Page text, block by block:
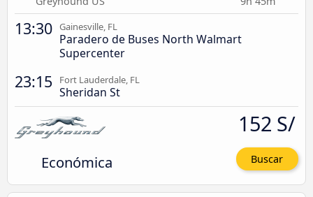
13:30 Gainesville, FL
Paradero de Buses North Walmart
Supercenter
23:15 Fort Lauderdale, FL
Sheridan St
Económica
152 S/
Buscar